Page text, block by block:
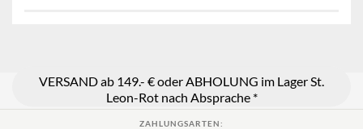
VERSAND ab 149.- € oder ABHOLUNG im Lager St.
Leon-Rot nach Absprache *
ZAHLUNGSARTEN: